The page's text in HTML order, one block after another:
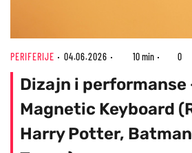
PERIFERIJE 04.06.2026 10 min 0
Dizajn i performanse
Magnetic Keyboard
Harry Potter,